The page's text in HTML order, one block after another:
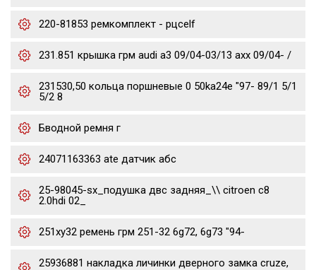
220-81853 ремкомплект - рцсelf
231.851 крышка грм audi a3 09/04-03/13 axx 09/04- /
231530,50 кольца поршневые 0 50ka24e "97- 89/1 5/1
5/2 8
Бводной ремня г
24071163363 ate датчик абс
25-98045-sx_подушка двс задняя_\\ citroen c8
2.0hdi 02_
251xy32 ремень грм 251-32 6g72, 6g73 "94-
25936881 накладка личинки дверного замка cruze,